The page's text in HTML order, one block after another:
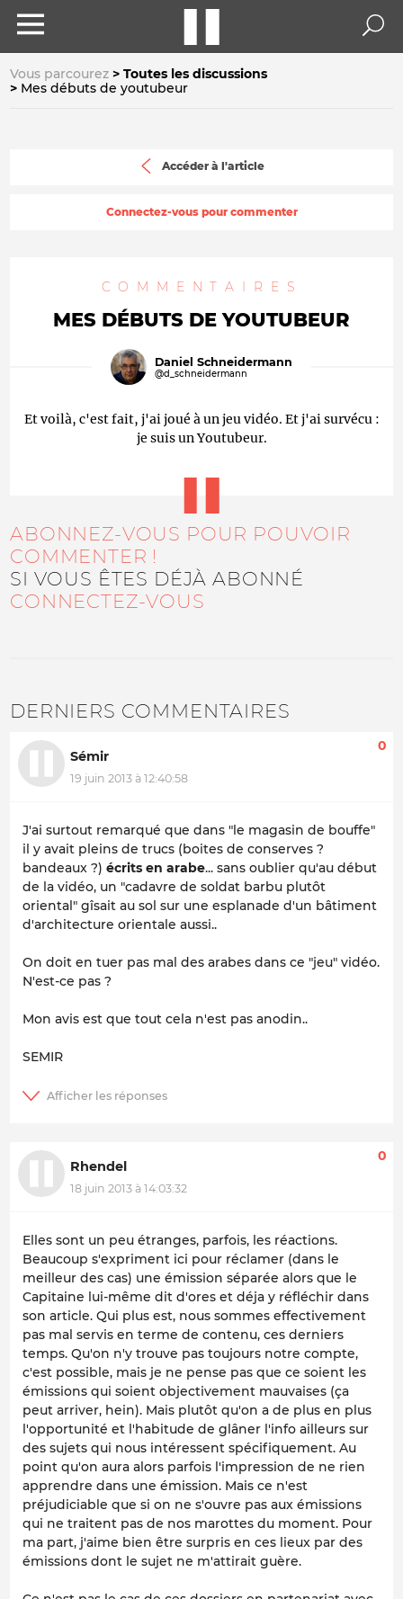
Vous parcourez
Toutes les discussions
Mes débuts de youtubeur
Accéder à l'article
Connectez-vous pour commenter
COMMENTAIRES
MES DÉBUTS DE YOUTUBEUR
Daniel Schneidermann
@d_schneidermann
Et voilà, c'est fait, j'ai joué à un jeu vidéo. Et j'ai survécu :
je suis un Youtubeur.
ABONNEZ-VOUS POUR POUVOIR
COMMENTER !
SI VOUS ÊTES DÉJÀ ABONNÉ
CONNECTEZ-VOUS
DERNIERS COMMENTAIRES
Sémir
19 juin 2013 à 12:40:58
0
J'ai surtout remarqué que dans "le magasin de bouffe"
il y avait pleins de trucs (boites de conserves ?
bandeaux ?) écrits en arabe... sans oublier qu'au début
de la vidéo, un "cadavre de soldat barbu plutôt
oriental" gîsait au sol sur une esplanade d'un bâtiment
d'architecture orientale aussi..
On doit en tuer pas mal des arabes dans ce "jeu" vidéo.
N'est-ce pas ?
Mon avis est que tout cela n'est pas anodin..
SEMIR
Rhendel
18 juin 2013 à 14:03:32
0
Elles sont un peu étranges, parfois, les réactions.
Beaucoup s'expriment ici pour réclamer (dans le
meilleur des cas) une émission séparée alors que le
Capitaine lui-même dit d'ores et déja y réfléchir dans
son article. Qui plus est, nous sommes effectivement
pas mal servis en terme de contenu, ces derniers
temps. Qu'on n'y trouve pas toujours notre compte,
c'est possible, mais je ne pense pas que ce soient les
émissions qui soient objectivement mauvaises (ça
peut arriver, hein). Mais plutôt qu'on a de plus en plus
l'opportunité et l'habitude de glâner l'info ailleurs sur
des sujets qui nous intéressent spécifiquement. Au
point qu'on aura alors parfois l'impression de ne rien
apprendre dans une émission. Mais ce n'est
préjudiciable que si on ne s'ouvre pas aux émissions
qui ne traitent pas de nos marottes du moment. Pour
ma part, j'aime bien être surpris en ces lieux par des
émissions dont le sujet ne m'attirait guère.